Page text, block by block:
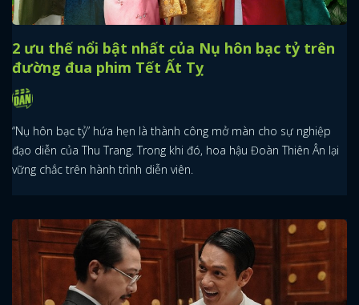
2 ưu thế nổi bật nhất của Nụ hôn bạc tỷ trên
đường đua phim Tết Ất Tỵ
“Nụ hôn bạc tỷ” hứa hẹn là thành công mở màn cho sự nghiệp
đạo diễn của Thu Trang. Trong khi đó, hoa hậu Đoàn Thiên Ân lại
vững chắc trên hành trình diễn viên.